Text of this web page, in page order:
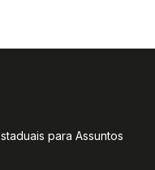
para Assuntos